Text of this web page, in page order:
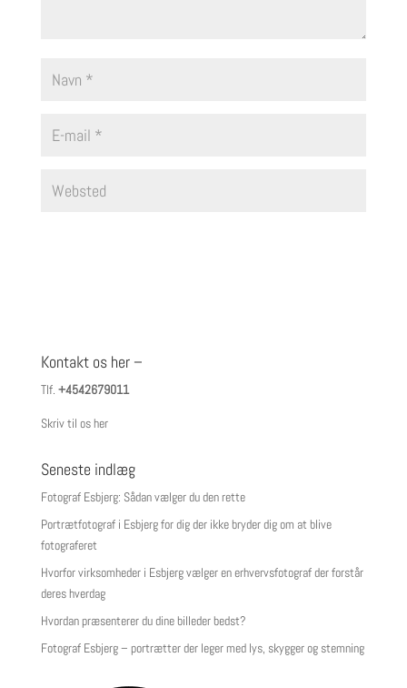
Kontakt os her –
Tlf. +4542679011
Skriv til os her
Seneste indlæg
Fotograf Esbjerg: Sådan vælger du den rette
Portrætfotograf i Esbjerg for dig der ikke bryder dig om at blive
fotograferet
Hvorfor virksomheder i Esbjerg vælger en erhvervsfotograf der forstår
deres hverdag
Hvordan præsenterer du dine billeder bedst?
Fotograf Esbjerg – portrætter der leger med lys, skygger og stemning